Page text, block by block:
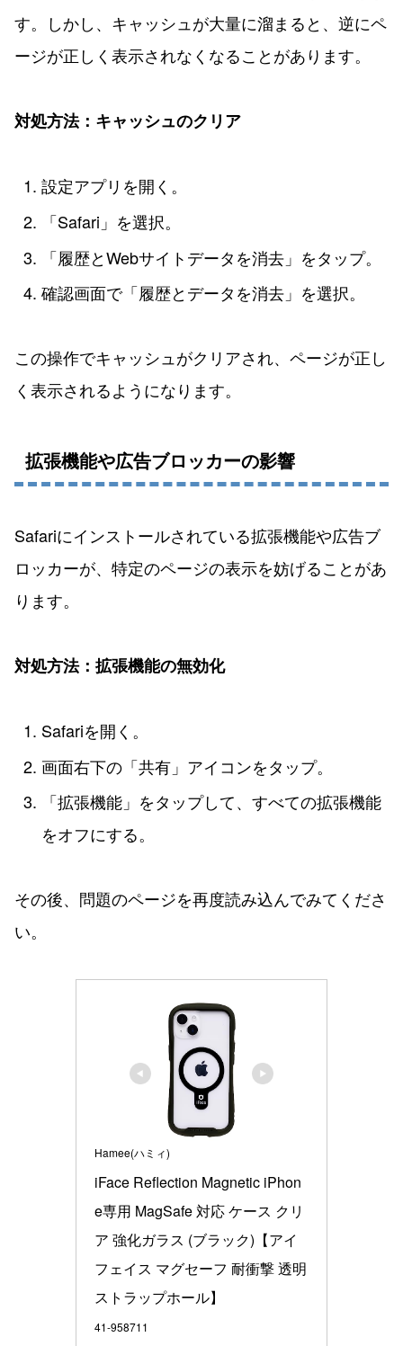
す。しかし、キャッシュが大量に溜まると、逆にペ
ージが正しく表示されなくなることがあります。
対処方法：キャッシュのクリア
設定アプリを開く。
「Safari」を選択。
「履歴とWebサイトデータを消去」をタップ。
確認画面で「履歴とデータを消去」を選択。
この操作でキャッシュがクリアされ、ページが正し
く表示されるようになります。
拡張機能や広告ブロッカーの影響
Safariにインストールされている拡張機能や広告ブ
ロッカーが、特定のページの表示を妨げることがあ
ります。
対処方法：拡張機能の無効化
Safariを開く。
画面右下の「共有」アイコンをタップ。
「拡張機能」をタップして、すべての拡張機能
をオフにする。
その後、問題のページを再度読み込んでみてくださ
い。
Hamee(ハミィ)
iFace Reflection Magnetic iPhon
e専用 MagSafe 対応 ケース クリ
ア 強化ガラス (ブラック)【アイ
フェイス マグセーフ 耐衝撃 透明
ストラップホール】
41-958711